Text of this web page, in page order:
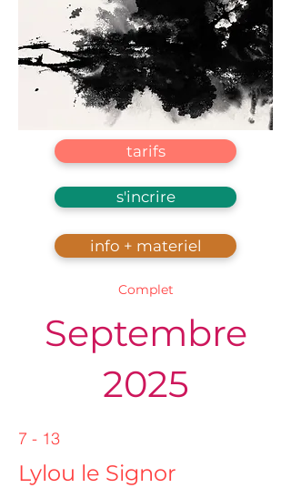
tarifs
s'incrire
info + materiel
Complet
Septembre
2025
7 - 13
Lylou le Signor